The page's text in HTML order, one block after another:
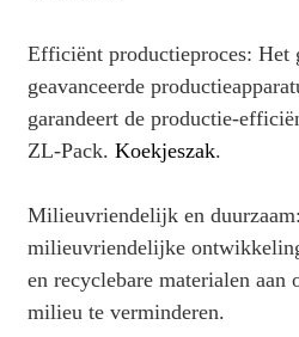
Efficiënt productieproces: Het
geavanceerde
garandeert de productie-
ZL-Pack. Koekjeszak.
Milieuvriendelijk en
milieuvriendelijke
en recyclebare materialen aan
milieu te verminderen.